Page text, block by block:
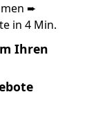
➨
in 4 Min.
Ihren